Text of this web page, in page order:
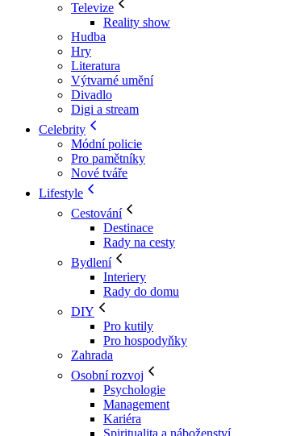
Televize
Reality show
Hudba
Hry
Literatura
Výtvarné umění
Divadlo
Digi a stream
Celebrity
Módní policie
Pro pamětníky
Nové tváře
Lifestyle
Cestování
Destinace
Rady na cesty
Bydlení
Interiery
Rady do domu
DIY
Pro kutily
Pro hospodyňky
Zahrada
Osobní rozvoj
Psychologie
Management
Kariéra
Spiritualita a náboženství